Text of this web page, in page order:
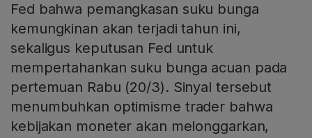
Fed bahwa pemangkasan suku bunga
kemungkinan akan terjadi tahun ini,
sekaligus keputusan Fed untuk
mempertahankan suku bunga acuan pada
pertemuan Rabu (20/3). Sinyal tersebut
menumbuhkan optimisme trader bahwa
kebijakan moneter akan melonggarkan,